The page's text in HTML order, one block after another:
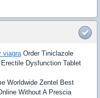
viagraOrder Tiniclazole
Dysfunction Tablet
Worldwide Zentel Best
Without A Prescia